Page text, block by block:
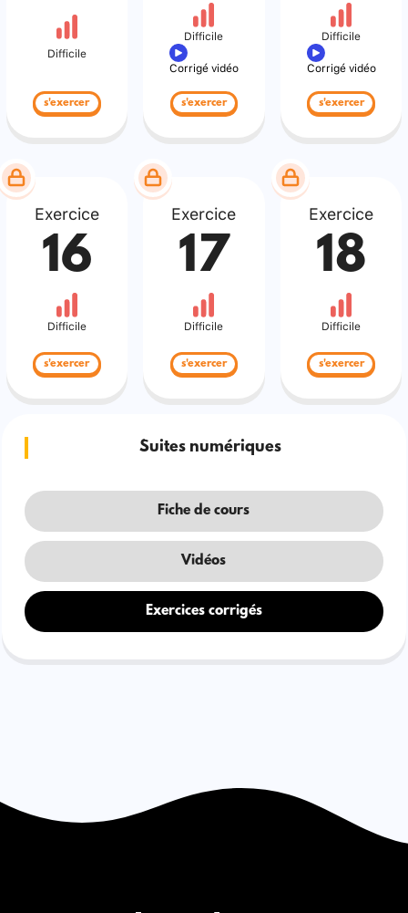
Difficile
s'exercer
Difficile
Corrigé vidéo
s'exercer
Difficile
Corrigé vidéo
s'exercer
Exercice
16
Difficile
s'exercer
Exercice
17
Difficile
s'exercer
Exercice
18
Difficile
s'exercer
Suites numériques
Fiche de cours
Vidéos
Exercices corrigés